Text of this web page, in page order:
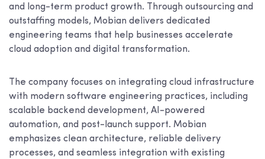
and long-term product growth. Through outsourcing and
outstaffing models, Mobian delivers dedicated
engineering teams that help businesses accelerate
cloud adoption and digital transformation.
The company focuses on integrating cloud infrastructure
with modern software engineering practices, including
scalable backend development, AI-powered
automation, and post-launch support. Mobian
emphasizes clean architecture, reliable delivery
processes, and seamless integration with existing